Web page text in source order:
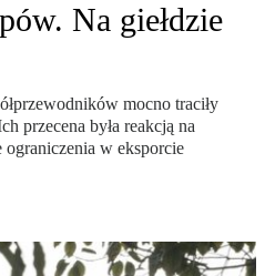
Na giełdzie
mocno traciły
przecena była reakcją na
w eksporcie